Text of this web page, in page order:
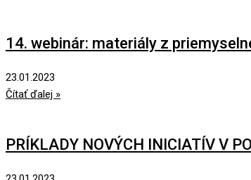
14. webinár: materiály z
23.01.2023
Čítať ďalej »
PRÍKLADY NOVÝCH INICIATÍV V